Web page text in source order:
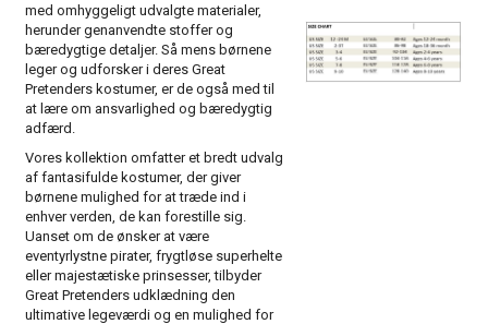
med omhyggeligt udvalgte materialer,
herunder genanvendte stoffer og
bæredygtige detaljer. Så mens børnene
leger og udforsker i deres Great
Pretenders kostumer, er de også med til
at lære om ansvarlighed og bæredygtig
adfærd.
Vores kollektion omfatter et bredt udvalg
af fantasifulde kostumer, der giver
børnene mulighed for at træde ind i
enhver verden, de kan forestille sig.
Uanset om de ønsker at være
eventyrlystne pirater, frygtløse superhelte
eller majestætiske prinsesser, tilbyder
Great Pretenders udklædning den
ultimative legeværdi og en mulighed for